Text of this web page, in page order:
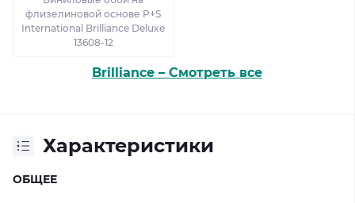
флизелиновой основе P+S
International Brilliance Deluxe
13608-12
Brilliance – Смотреть все
Характеристики
ОБЩЕЕ